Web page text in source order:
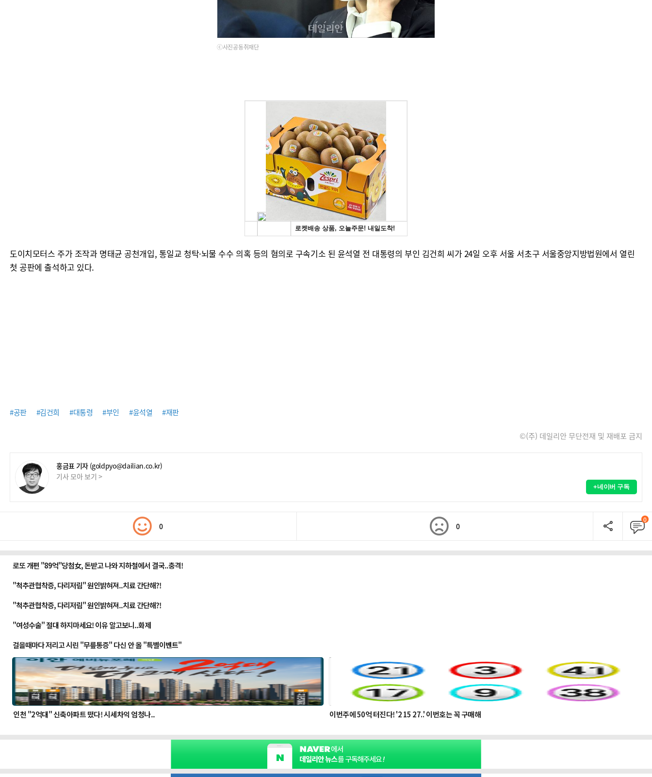
ⓒ사진공동취재단
도이치모터스 주가 조작과 명태균 공천개입, 통일교 청탁·뇌물 수수 의혹 등의 혐의로 구속기소 된 윤석열 전 대통령의 부인 김건희 씨가 24일 오후 서울 서초구 서울중앙지방법원에서 열린
첫 공판에 출석하고 있다.
#공판 #김건희 #대통령 #부인 #윤석열 #재판
©(주) 데일리안 무단전재 및 재배포 금지
홍금표 기자 (goldpyo@dailian.co.kr)
기사 모아 보기 >
+네이버 구독
0 0
0